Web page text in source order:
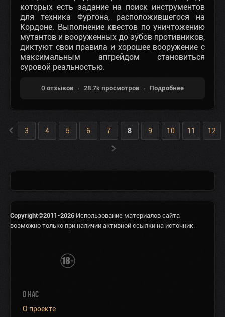
которых есть задание на поиск инструментов
для техника Фургона, расположившегося на
Кордоне. Выполнение квестов по уничтожению
мутантов и вооруженных до зубов противников,
диктуют свои правила и хорошее вооружение с
максимальным апгрейдом становиться
суровой реальностью.
0 отзывов 28.7k просмотров Подробнее
3 4 5 6 7 8 9 10 11 12
Copyright©2011-2026 Использование материалов сайта
возможно только при наличии активной ссылки на источник.
О НАС
О проекте